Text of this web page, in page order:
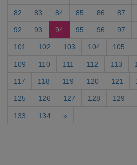
82 83 84 85 86 87
92 93 94 95 96 97
101 102 103 104 105
109 110 111 112 113
117 118 119 120 121
125 126 127 128 129
133 134 »